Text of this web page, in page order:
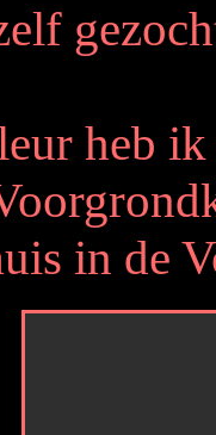
heb
in de